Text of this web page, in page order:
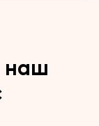
наш